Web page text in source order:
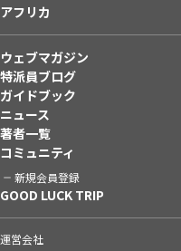
アフリカ
ウェブマガジン
特派員ブログ
ガイドブック
ニュース
著者一覧
コミュニティ
新規会員登録
GOOD LUCK TRIP
運営会社